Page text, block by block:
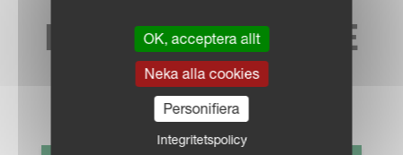
HITTA NÄRMASTE
SÄLJKONTAKT
OK, acceptera allt
Neka alla cookies
Personifiera
Integritetspolicy